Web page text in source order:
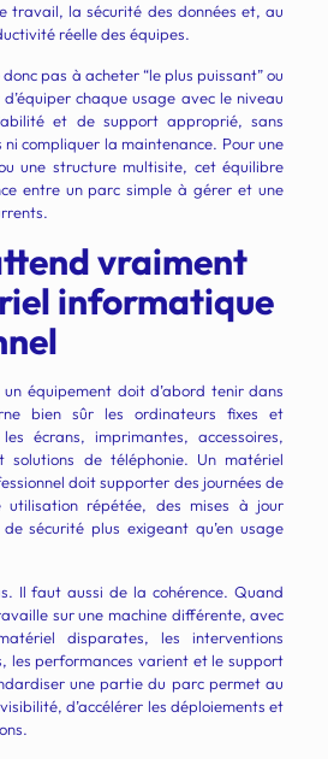
travail, la sécurité des données et, au
réelle des équipes.
pas à acheter “le plus puissant” ou
d’équiper chaque usage avec le niveau
et de support approprié, sans
compliquer la maintenance. Pour une
une structure multisite, cet équilibre
entre un parc simple à gérer et une
vraiment
informatique
un équipement doit d’abord tenir dans
bien sûr les ordinateurs fixes et
écrans, imprimantes, accessoires,
solutions de téléphonie. Un matériel
doit supporter des journées de
utilisation répétée, des mises à jour
sécurité plus exigeant qu’en usage
Il faut aussi de la cohérence. Quand
sur une machine différente, avec
disparates, les interventions
les performances varient et le support
une partie du parc permet au
d’accélérer les déploiements et